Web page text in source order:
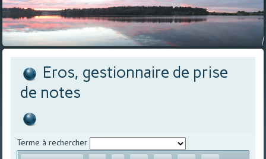
Eros, gestionnaire de prise
de notes
Terme à rechercher